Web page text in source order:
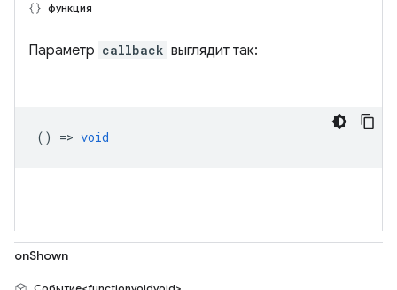
функция
Параметр callback выглядит так:
() => void
onShown